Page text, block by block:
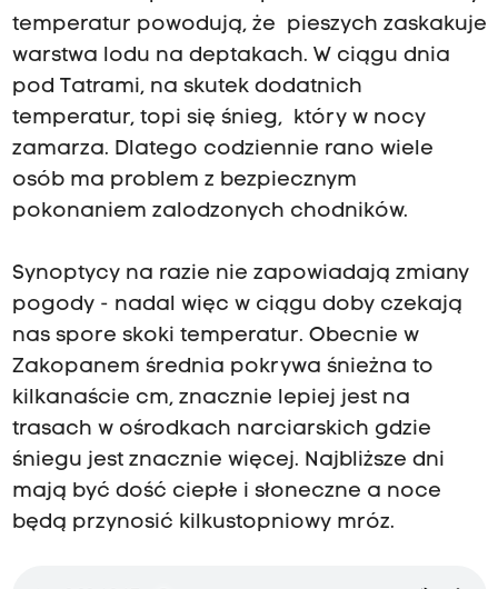
temperatur powodują, że pieszych zaskakuje
warstwa lodu na deptakach. W ciągu dnia
pod Tatrami, na skutek dodatnich
temperatur, topi się śnieg, który w nocy
zamarza. Dlatego codziennie rano wiele
osób ma problem z bezpiecznym
pokonaniem zalodzonych chodników.
Synoptycy na razie nie zapowiadają zmiany
pogody - nadal więc w ciągu doby czekają
nas spore skoki temperatur. Obecnie w
Zakopanem średnia pokrywa śnieżna to
kilkanaście cm, znacznie lepiej jest na
trasach w ośrodkach narciarskich gdzie
śniegu jest znacznie więcej. Najbliższe dni
mają być dość ciepłe i słoneczne a noce
będą przynosić kilkustopniowy mróz.